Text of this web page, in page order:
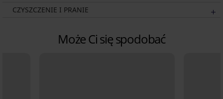
CZYSZCZENIE I PRANIE
Może Ci się spodobać